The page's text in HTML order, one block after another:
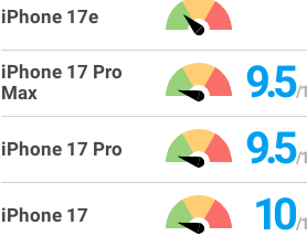
iPhone 17e
iPhone 17 Pro
Max
9.5
iPhone 17 Pro 9.5
iPhone 17 10